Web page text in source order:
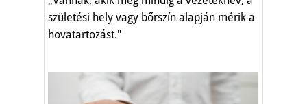
születési hely vagy bőrszín alapján mérik a
hovatartozást."